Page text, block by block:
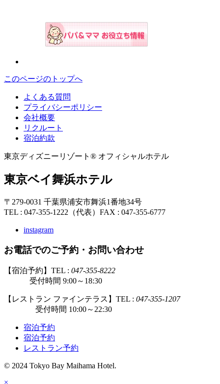
このページのトップへ
よくある質問
プライバシーポリシー
会社概要
リクルート
宿泊約款
東京ディズニーリゾート® オフィシャルホテル
東京ベイ舞浜ホテル
〒279-0031 千葉県浦安市舞浜1番地34号
TEL : 047-355-1222（代表） FAX : 047-355-6777
instagram
お電話でのご予約・お問い合わせ
【宿泊予約】TEL : 047-355-8222
受付時間 9:00～18:30
【レストラン ファインテラス】TEL : 047-355-1207
受付時間 10:00～22:30
宿泊予約
宿泊予約
レストラン予約
© 2024 Tokyo Bay Maihama Hotel.
×